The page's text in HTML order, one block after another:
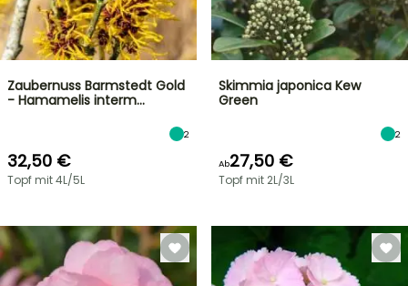
Zaubernuss Barmstedt Gold
- Hamamelis interm…
2
32,50 €
Topf mit 4L/5L
Skimmia japonica Kew
Green
2
Ab27,50 €
Topf mit 2L/3L